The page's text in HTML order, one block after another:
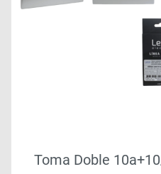
Toma Doble